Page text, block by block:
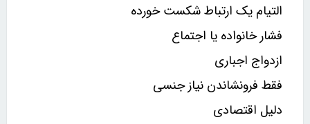
التیام یک ارتباط شکست خورده
فشار خانواده یا اجتماع
ازدواج اجباری
فقط فرونشاندن نیاز جنسی
دلیل اقتصادی